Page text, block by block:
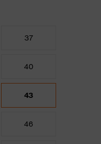
37
40
43
46